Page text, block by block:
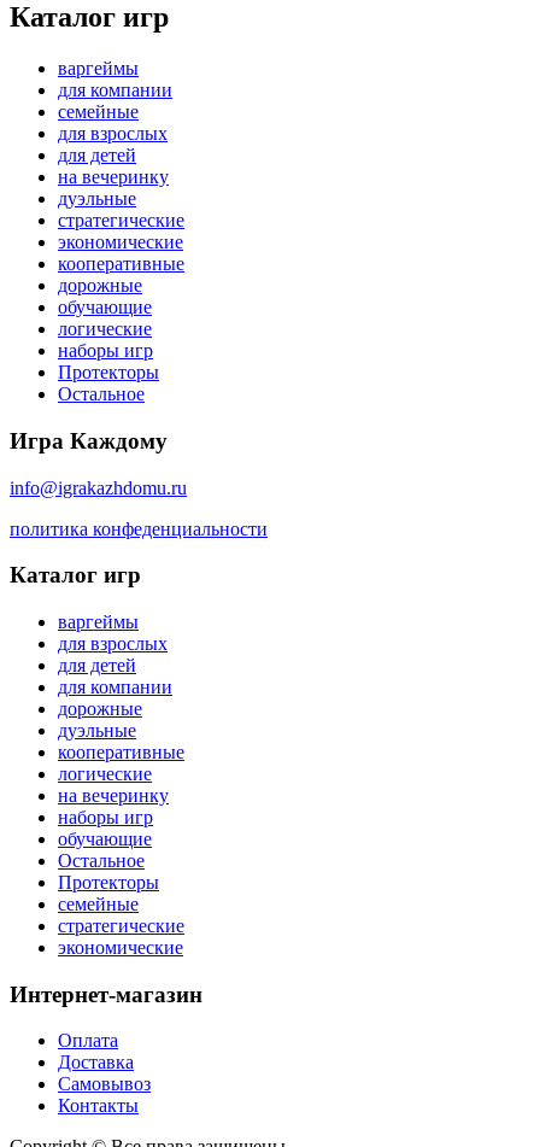
Каталог игр
варгеймы
для компании
семейные
для взрослых
для детей
на вечеринку
дуэльные
стратегические
экономические
кооперативные
дорожные
обучающие
логические
наборы игр
Протекторы
Остальное
Игра Каждому
info@igrakazhdomu.ru
политика конфеденциальности
Каталог игр
варгеймы
для взрослых
для детей
для компании
дорожные
дуэльные
кооперативные
логические
на вечеринку
наборы игр
обучающие
Остальное
Протекторы
семейные
стратегические
экономические
Интернет-магазин
Оплата
Доставка
Самовывоз
Контакты